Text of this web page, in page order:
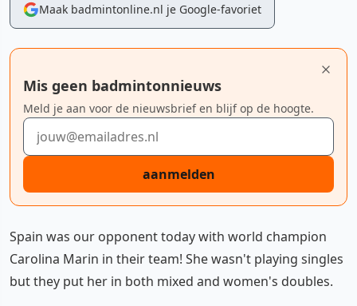
Maak badmintonline.nl je Google-favoriet
Mis geen badmintonnieuws
Meld je aan voor de nieuwsbrief en blijf op de hoogte.
E-mailadres
aanmelden
Spain was our opponent today with world champion
Carolina Marin in their team! She wasn't playing singles
but they put her in both mixed and women's doubles.